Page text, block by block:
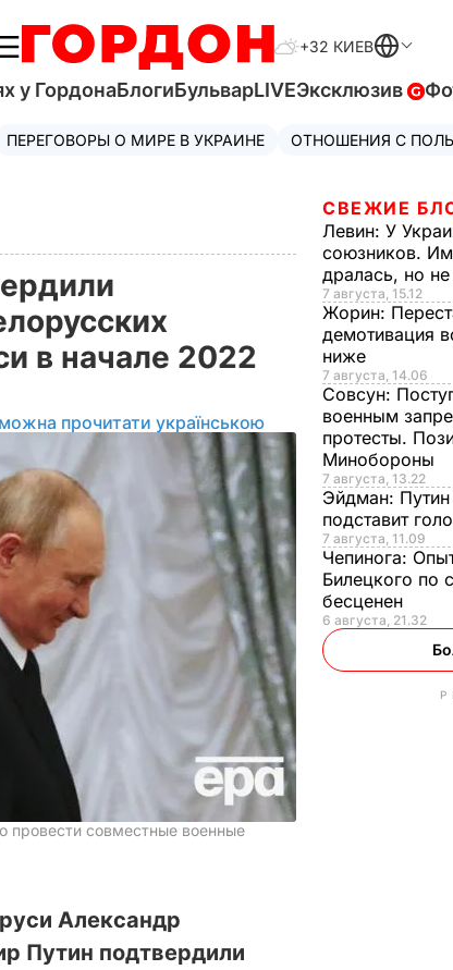
+32 КИЕВ
у ГордонаБлогиБульварLIVEЭксклюзив
ПЕРЕГОВОРЫ О МИРЕ В УКРАИНЕ ОТНОШЕНИЯ С
в начале 2022
прочитати українською
провести совместные военные
Александр
Путин подтвердили
СВЕЖИЕ
Левин: У
союзников.
дралась, но
7 августа, 15.12
Жорин:
демотивация
ниже
7 августа, 14.06
Совсун:
военным
протесты.
Минобороны
7 августа, 13.22
Эйдман:
подставит
7 августа, 11.09
Чепинога:
Билецкого по
бесценен
6 августа, 21.32